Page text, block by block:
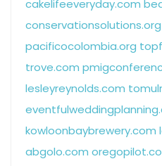
cakelifeeveryday.com
conservationsolutions.org
pacificocolombia.org
trove.com
lesleyreynolds.com
kowloonbaybrewery.com
abgolo.com